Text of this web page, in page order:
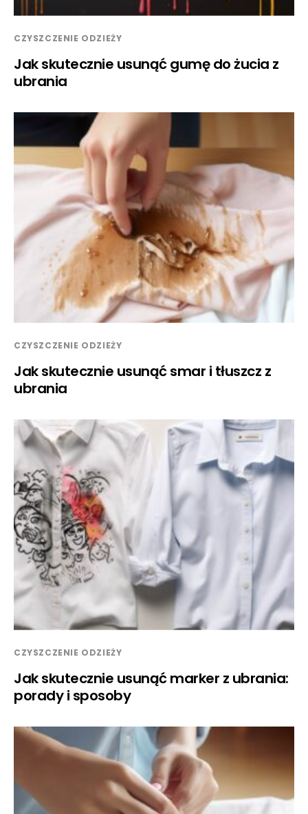
CZYSZCZENIE ODZIEŻY
Jak skutecznie usunąć gumę do żucia z
ubrania
CZYSZCZENIE ODZIEŻY
Jak skutecznie usunąć smar i tłuszcz z
ubrania
CZYSZCZENIE ODZIEŻY
Jak skutecznie usunąć marker z ubrania:
porady i sposoby